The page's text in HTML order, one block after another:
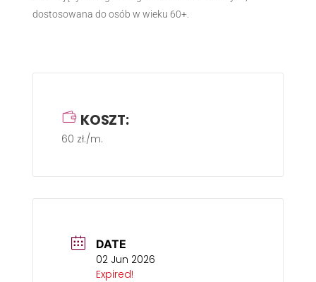
dostosowana do osób w wieku 60+.
KOSZT:
60 zł./m.
DATE
02 Jun 2026
Expired!